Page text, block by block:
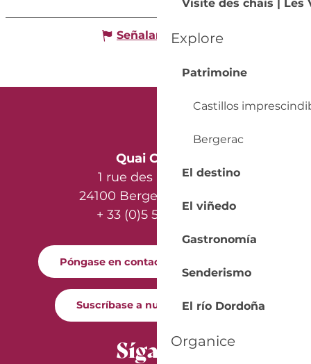
Visite des chais | Les
Explore
Patrimoine
Castillos
Bergerac
El destino
El viñedo
Gastronomía
Senderismo
El río Dordoña
Organice
Señalar un error
Quai Cyrano
1 rue des Récollets
24100 Bergerac - France
+ 33 (0)5 53 57 03 11
Póngase en contacto con nosotros
Suscríbase a nuestro boletín
Síganos